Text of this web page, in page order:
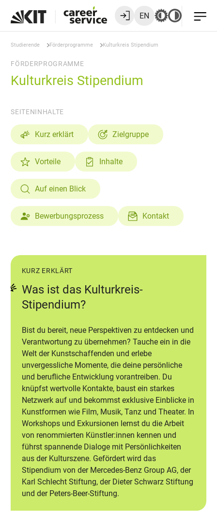
EN
Studierende Förderprogramme Kulturkreis Stipendium
FÖRDERPROGRAMME
Kulturkreis Stipendium
SEITENINHALTE
Kurz erklärt Zielgruppe
Vorteile Inhalte
Auf einen Blick
Bewerbungsprozess Kontakt
KURZ ERKLÄRT
Was ist das Kulturkreis-
Stipendium?
Bist du bereit, neue Perspektiven zu entdecken und
Verantwortung zu übernehmen? Tauche ein in die
Welt der Kunstschaffenden und erlebe
unvergessliche Momente, die deine persönliche
und berufliche Entwicklung vorantreiben. Du
knüpfst wertvolle Kontakte, baust ein starkes
Netzwerk auf und bekommst exklusive Einblicke in
Kunstformen wie Film, Musik, Tanz und Theater. In
Workshops und Exkursionen lernst du die Arbeit
von renommierten Künstler:innen kennen und
führst spannende Dialoge mit Persönlichkeiten
aus der Kulturszene. Gefördert wird das
Stipendium von der Mercedes-Benz Group AG, der
Karl Schlecht Stiftung, der Dieter Schwarz Stiftung
und der Peters-Beer-Stiftung.